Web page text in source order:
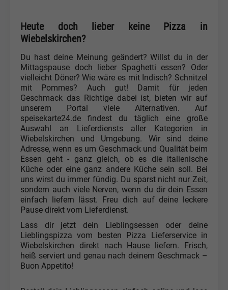
Heute doch lieber keine Pizza in
Wiebelskirchen?
Du hast deine Meinung geändert? Willst du in der
Mittagspause doch lieber Spaghetti essen? Oder
vielleicht Döner? Wie wäre es mit Indisch? Schnitzel
mit Pommes? Auch gut! Damit für jeden
Geschmack das Richtige dabei ist, bieten wir auf
unserem Portal viele Alternativen. Auf
speisekarte24.de findest du täglich eine große
Auswahl an Lieferdiensts aller Kategorien in
Wiebelskirchen und Umgebung. Wir sind deine
Adresse, wenn es um Geschmack und Qualität beim
Essen geht - ganz gleich, ob es die italienische
Küche oder eine ganz andere Küche sein soll. Bei
uns wirst du immer fündig. Du sparst nicht nur Zeit,
sondern auch viele Nerven, wenn du dir dein Essen
einfach liefern lässt. Freu dich auf deine leckere
Pause direkt vom Lieferdienst.
Lass dir jetzt dein Lieblingsessen oder deine
Lieblingspizza vom besten Pizza Lieferservice in
Wiebelskirchen direkt nach Hause liefern. Frisch,
heiß serviert und genau nach deinem Geschmack –
Buon Appetito!